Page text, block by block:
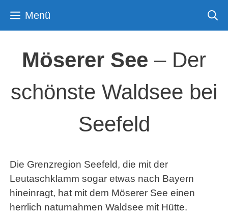
Inhalt Menü
Möserer See – Der
schönste Waldsee bei
Seefeld
Die Grenzregion Seefeld, die mit der
Leutaschklamm sogar etwas nach Bayern
hineinragt, hat mit dem Möserer See einen
herrlich naturnahmen Waldsee mit Hütte.